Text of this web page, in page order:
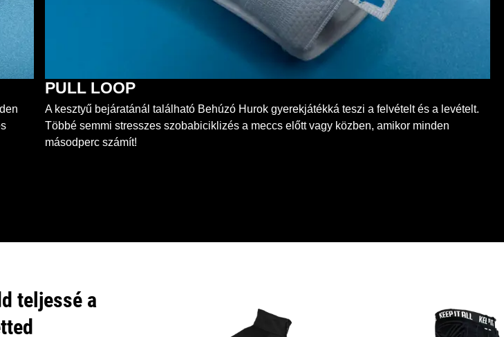
PULL LOOP
A kesztyű bejáratánál található Behúzó Hurok gyerekjátékká teszi a felvételt és a levételt.
Többé semmi stresszes szobabiciklizés a meccs előtt vagy közben, amikor minden
másodperc számít!
teljessé a